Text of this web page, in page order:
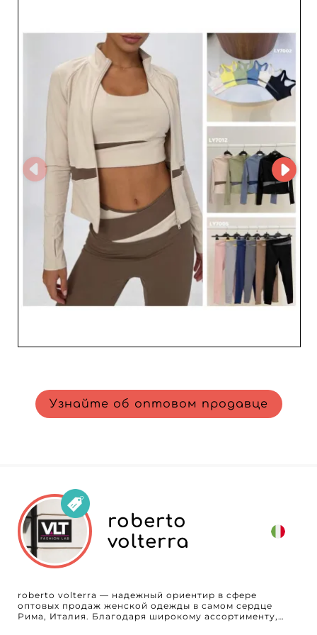
надежность и рост компании находятся в центре ее
приоритетов. Зарегистрировавшись на My Fashion
Wholesaler, профессионалы получают доступ к
полному профилю поставщика UMI и его контактным
данным, что обеспечивает бесперебойную
коммуникацию и персональное сопровождение.
Узнайте, как партнерство с UMI поможет вам
оставаться на шаг впереди в постоянно меняющемся
мире женской спортивной одежды.
Узнайте об оптовом продавце
roberto
volterra
roberto volterra — надежный ориентир в сфере
оптовых продаж женской одежды в самом сердце
Рима, Италия. Благодаря широкому ассортименту,